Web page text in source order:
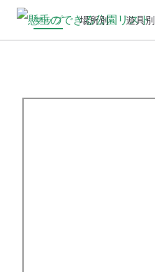
マップ 場所別 遊具別